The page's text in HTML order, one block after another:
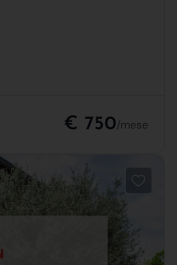
€ 750/mese